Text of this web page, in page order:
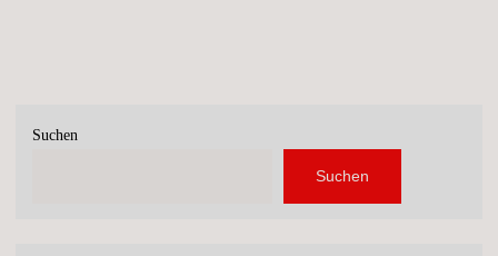
Suchen
Suchen